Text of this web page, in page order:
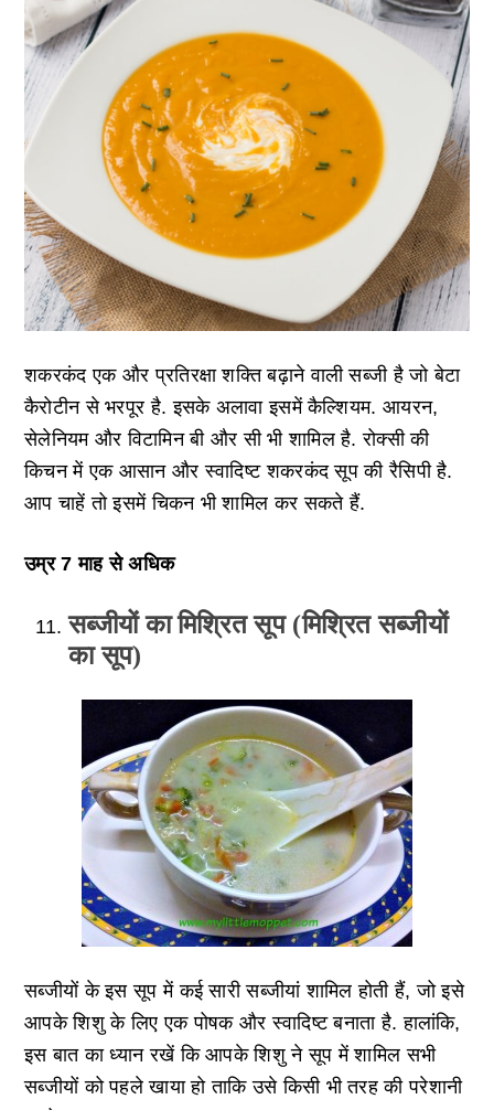
शकरकंद एक और प्रतिरक्षा शक्ति बढ़ाने वाली सब्जी है जो बेटा
कैरोटीन से भरपूर है. इसके अलावा इसमें कैल्शियम. आयरन,
सेलेनियम और विटामिन बी और सी भी शामिल है. रोक्सी की
किचन में एक आसान और स्वादिष्ट शकरकंद सूप की रैसिपी है.
आप चाहें तो इसमें चिकन भी शामिल कर सकते हैं.
उम्र 7 माह से अधिक
सब्जीयों का मिश्रित सूप (मिश्रित सब्जीयों
का सूप)
सब्जीयों के इस सूप में कई सारी सब्जीयां शामिल होती हैं, जो इसे
आपके शिशु के लिए एक पोषक और स्वादिष्ट बनाता है. हालांकि,
इस बात का ध्यान रखें कि आपके शिशु ने सूप में शामिल सभी
सब्जीयों को पहले खाया हो ताकि उसे किसी भी तरह की परेशानी